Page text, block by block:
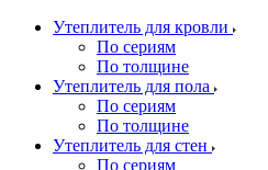
Утеплитель для кровли
По сериям
По толщине
Утеплитель для пола
По сериям
По толщине
Утеплитель для стен
По сериям